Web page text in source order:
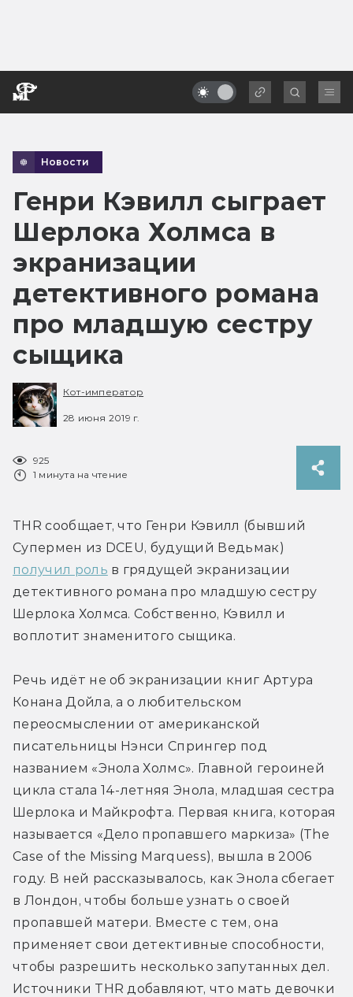
Новости
Генри Кэвилл сыграет
Шерлока Холмса в
экранизации
детективного романа
про младшую сестру
сыщика
Кот-император
28 июня 2019 г.
925
1 минута на чтение
THR сообщает, что Генри Кэвилл (бывший
получил роль в грядущей экранизации
детективного романа про младшую сестру
Шерлока Холмса. Собственно, Кэвилл и
воплотит знаменитого сыщика.
Речь идёт не об экранизации книг Артура
Конана Дойла, а о любительском
переосмыслении от американской
писательницы Нэнси Спрингер под
названием «Энола Холмс». Главной героиней
цикла стала 14-летняя Энола, младшая сестра
Шерлока и Майкрофта. Первая книга, которая
называется «Дело пропавшего маркиза» (The
Case of the Missing Marquess), вышла в 2006
году. В ней рассказывалось, как Энола сбегает
в Лондон, чтобы больше узнать о своей
пропавшей матери. Вместе с тем, она
применяет свои детективные способности,
чтобы разрешить несколько запутанных дел.
Источники THR добавляют, что мать девочки